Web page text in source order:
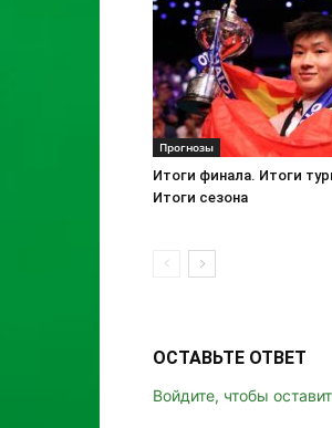
Прогнозы
Итоги финала. Итоги
Итоги сезона
ОСТАВЬТЕ ОТВЕТ
Войдите, чтобы